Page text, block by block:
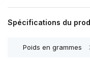
Spécifications du
Poids en grammes